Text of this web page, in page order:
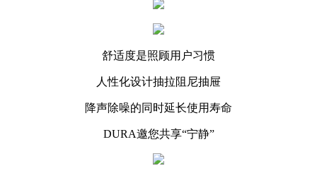
舒适度是照顾用户习惯
人性化设计抽拉阻尼抽屉
降声除噪的同时延长使用寿命
DURA邀您共享“宁静”